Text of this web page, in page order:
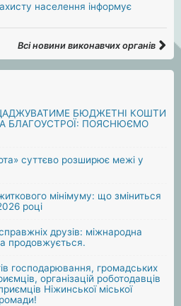
населення інформує
Всі новини виконавчих органів
БЮДЖЕТНІ КОШТИ
БЛАГОУСТРОЇ: ПОЯСНЮЄМО
суттєво розширює межі у
мінімуму: що зміниться
році
друзів: міжнародна
продовжується.
господарювання, громадських
організацій роботодавців
Ніжинської міської